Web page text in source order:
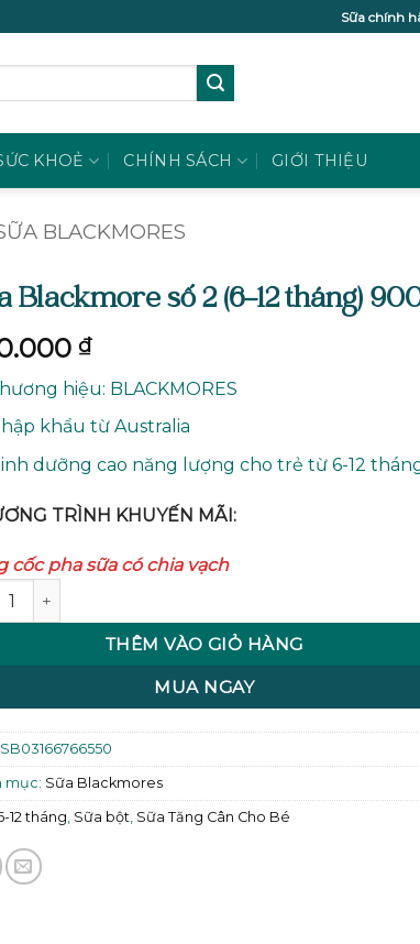
Sữa chính
KHOẺ CHÍNH SÁCH GIỚI THIỆU
BLACKMORES
Blackmore số 2 (6-12 tháng)
₫
hiệu: BLACKMORES
khẩu từ Australia
dưỡng cao năng lượng cho trẻ từ 6-12
TRÌNH KHUYẾN MÃI:
cốc pha sữa có chia vạch
Blackmore số 2 (6-12 tháng) 900g số lượng
THÊM VÀO GIỎ HÀNG
MUA NGAY
SB03166766550
mục: Sữa Blackmores
12 tháng, Sữa bột, Sữa Tăng Cân Cho Bé